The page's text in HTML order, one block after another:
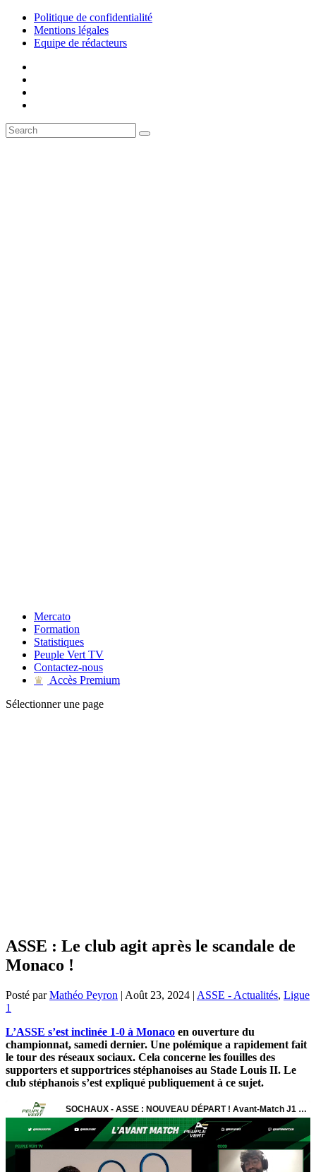
Politique de confidentialité
Mentions légales
Equipe de rédacteurs
Mercato
Formation
Statistiques
Peuple Vert TV
Contactez-nous
♛
Accès Premium
Sélectionner une page
ASSE : Le club agit après le scandale de
Monaco !
Posté parMathéo Peyron | Août 23, 2024 | ASSE - Actualités, Ligue
1
L’ASSE s’est inclinée 1-0 à Monaco en ouverture du
championnat, samedi dernier. Une polémique a rapidement fait
le tour des réseaux sociaux. Cela concerne les fouilles des
supporters et supportrices stéphanoises au Stade Louis II. Le
club stéphanois s’est expliqué publiquement à ce sujet.